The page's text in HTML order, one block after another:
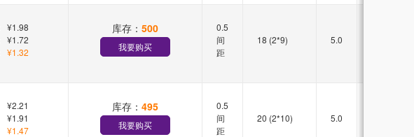
¥1.98
¥1.72
¥1.32
库存： 500
我要购买
0.5
间
距
18 (2*9) 5.0
¥2.21
¥1.91
¥1.47
库存： 495
我要购买
0.5
间
距
20 (2*10) 5.0